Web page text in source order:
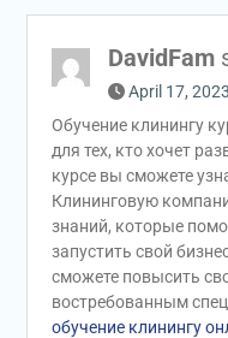
DavidFam
April 17,
Обучение клинингу
для тех, кто хочет
курсе вы сможете
Клининговую
знаний, которые
запустить свой
сможете повысить
востребованным
обучение клинингу